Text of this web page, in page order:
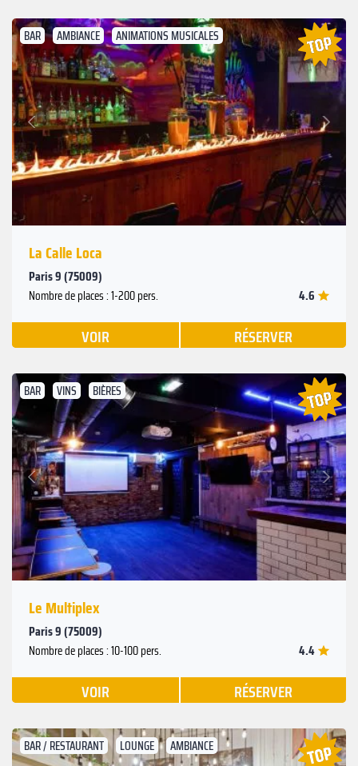
BAR AMBIANCE ANIMATIONS MUSICALES
Précédent
Suivant
La Calle Loca
Paris 9 (75009)
Nombre de places : 1-200 pers. 4.6
VOIR RÉSERVER
BAR VINS BIÈRES
Précédent
Suivant
Le Multiplex
Paris 9 (75009)
Nombre de places : 10-100 pers. 4.4
VOIR RÉSERVER
BAR / RESTAURANT LOUNGE AMBIANCE